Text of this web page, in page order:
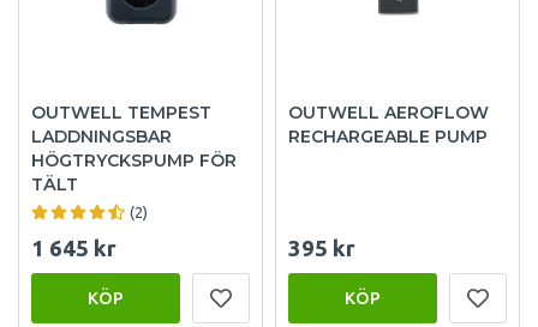
OUTWELL TEMPEST
LADDNINGSBAR
HÖGTRYCKSPUMP FÖR
TÄLT
(2)
1 645 kr
KÖP
OUTWELL AEROFLOW
RECHARGEABLE PUMP
395 kr
KÖP